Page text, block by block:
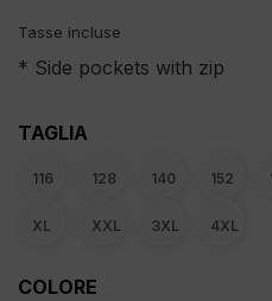
Tasse incluse
* Side pockets with zip
TAGLIA
116 128 140 152
XL XXL 3XL 4XL
COLORE